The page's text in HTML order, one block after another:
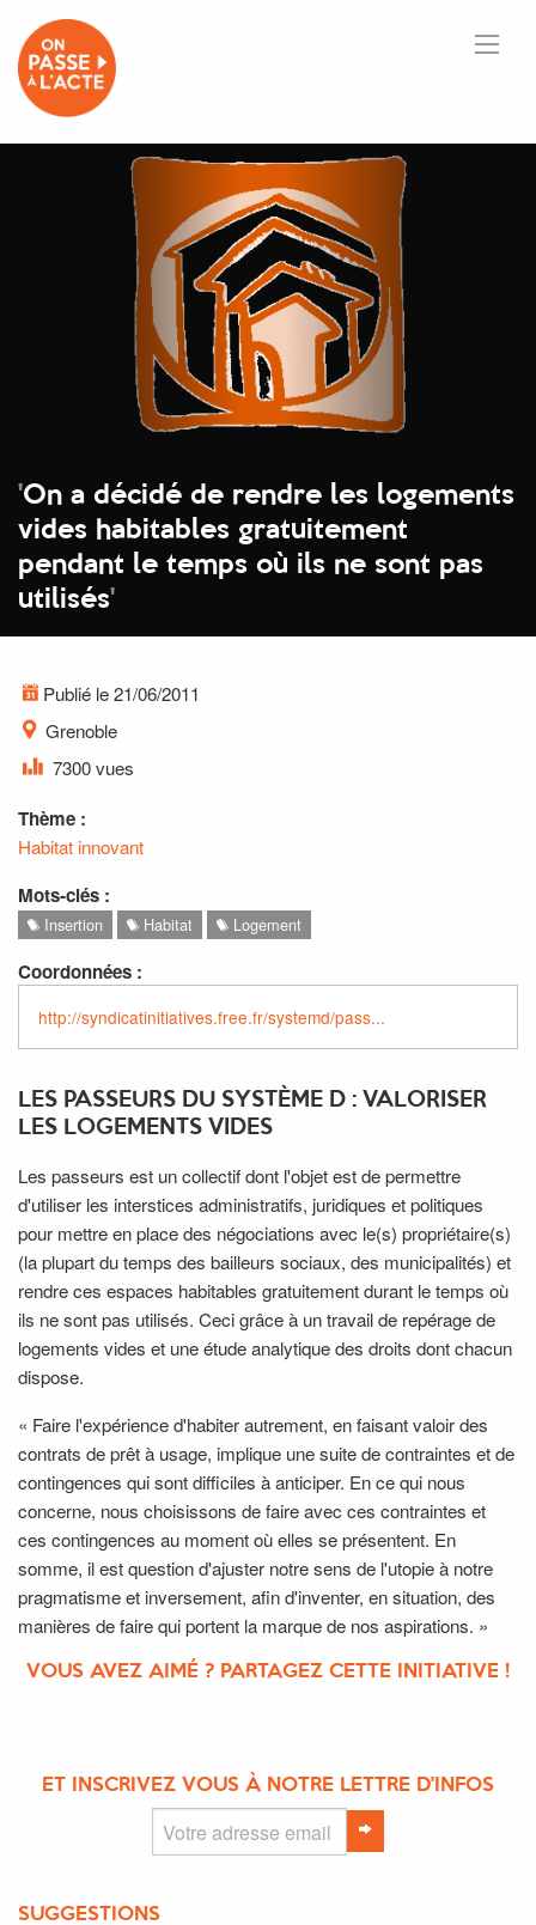
'On a décidé de rendre les logements
vides habitables gratuitement
pendant le temps où ils ne sont pas
utilisés'
Publié le 21/06/2011
Grenoble
7300 vues
Thème :
Habitat innovant
Mots-clés :
Insertion Habitat Logement
Coordonnées :
http://syndicatinitiatives.free.fr/systemd/pass...
LES PASSEURS DU SYSTÈME D : VALORISER
LES LOGEMENTS VIDES
Les passeurs est un collectif dont l'objet est de permettre
d'utiliser les interstices administratifs, juridiques et politiques
pour mettre en place des négociations avec le(s) propriétaire(s)
(la plupart du temps des bailleurs sociaux, des municipalités) et
rendre ces espaces habitables gratuitement durant le temps où
ils ne sont pas utilisés. Ceci grâce à un travail de repérage de
logements vides et une étude analytique des droits dont chacun
dispose.
« Faire l'expérience d'habiter autrement, en faisant valoir des
contrats de prêt à usage, implique une suite de contraintes et de
contingences qui sont difficiles à anticiper. En ce qui nous
concerne, nous choisissons de faire avec ces contraintes et
ces contingences au moment où elles se présentent. En
somme, il est question d'ajuster notre sens de l'utopie à notre
pragmatisme et inversement, afin d'inventer, en situation, des
manières de faire qui portent la marque de nos aspirations. »
VOUS AVEZ AIMÉ ? PARTAGEZ CETTE INITIATIVE !
ET INSCRIVEZ VOUS À NOTRE LETTRE D'INFOS
SUGGESTIONS